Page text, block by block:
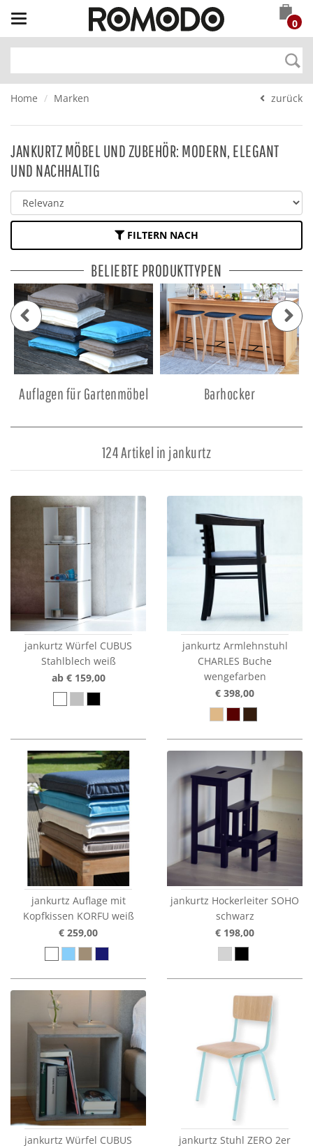
Toggle
navigation
0
Home Marken zurück
JANKURTZ MÖBEL UND ZUBEHÖR: MODERN, ELEGANT
UND NACHHALTIG
FILTERN NACH
BELIEBTE PRODUKTTYPEN
Auflagen für Gartenmöbel Barhocker
124 Artikel in jankurtz
jankurtz Würfel CUBUS
Stahlblech weiß
ab € 159,00
jankurtz Armlehnstuhl
CHARLES Buche
wengefarben
€ 398,00
jankurtz Auflage mit
Kopfkissen KORFU weiß
€ 259,00
jankurtz Hockerleiter SOHO
schwarz
€ 198,00
jankurtz Würfel CUBUS
jankurtz Stuhl ZERO 2er